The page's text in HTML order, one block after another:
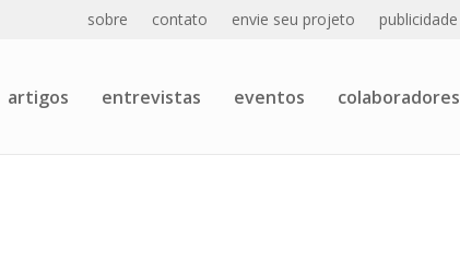
sobre contato envie seu projeto publicidade
artigos entrevistas eventos colaboradores